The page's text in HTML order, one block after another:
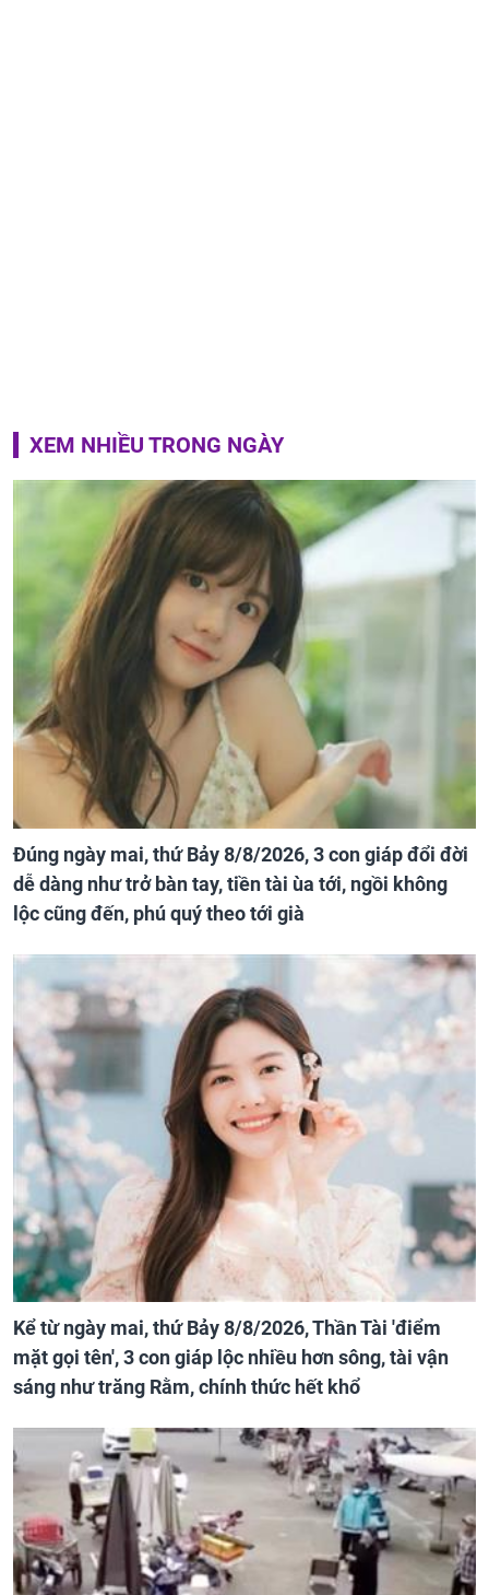
XEM NHIỀU TRONG NGÀY
Đúng ngày mai, thứ Bảy 8/8/2026, 3 con giáp đổi đời
dễ dàng như trở bàn tay, tiền tài ùa tới, ngồi không
lộc cũng đến, phú quý theo tới già
Kể từ ngày mai, thứ Bảy 8/8/2026, Thần Tài 'điểm
mặt gọi tên', 3 con giáp lộc nhiều hơn sông, tài vận
sáng như trăng Rằm, chính thức hết khổ